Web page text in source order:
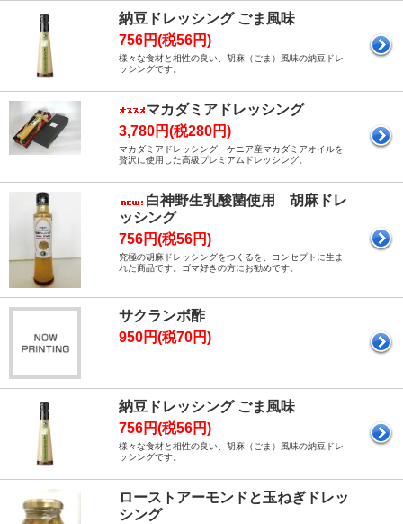
納豆ドレッシング ごま風味
756円(税56円)
様々な食材と相性の良い、胡麻（ごま）風味の納豆ドレ
ッシングです。
マカダミアドレッシング
3,780円(税280円)
マカダミアドレッシング ケニア産マカダミアオイルを
贅沢に使用した高級プレミアムドレッシング。
白神野生乳酸菌使用 胡麻ドレ
ッシング
756円(税56円)
究極の胡麻ドレッシングをつくるを、コンセプトに生ま
れた商品です。ゴマ好きの方にお勧めです。
サクランボ酢
950円(税70円)
納豆ドレッシング ごま風味
756円(税56円)
様々な食材と相性の良い、胡麻（ごま）風味の納豆ドレ
ッシングです。
ローストアーモンドと玉ねぎドレッ
シング